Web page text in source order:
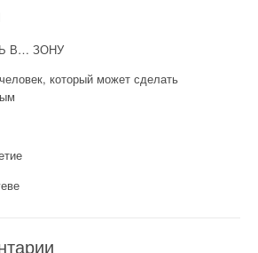
В… ЗОНУ
который может сделать